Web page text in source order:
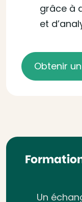
grâce à
et
Obtenir
Un